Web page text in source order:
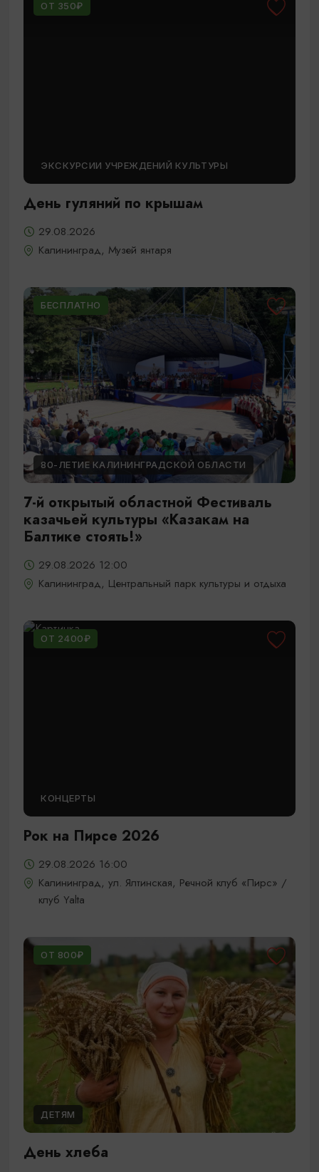
ОТ 350₽
ЭКСКУРСИИ УЧРЕЖДЕНИЙ КУЛЬТУРЫ
День гуляний по крышам
29.08.2026
Калининград, Музей янтаря
БЕСПЛАТНО
80-ЛЕТИЕ КАЛИНИНГРАДСКОЙ ОБЛАСТИ
7-й открытый областной Фестиваль
казачьей культуры «Казакам на
Балтике стоять!»
29.08.2026 12:00
Калининград, Центральный парк культуры и отдыха
ОТ 2400₽
КОНЦЕРТЫ
Рок на Пирсе 2026
29.08.2026 16:00
Калининград, ул. Ялтинская, Речной клуб «Пирс» /
клуб Yalta
ОТ 800₽
ДЕТЯМ
День хлеба